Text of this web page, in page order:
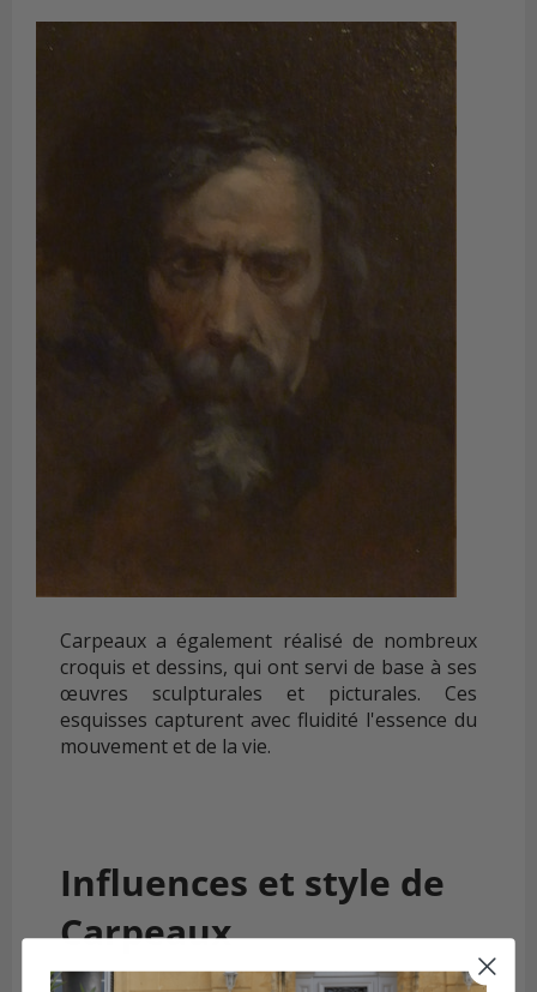
Carpeaux a également réalisé de nombreux
croquis et dessins, qui ont servi de base à ses
œuvres sculpturales et picturales. Ces
esquisses capturent avec fluidité l'essence du
mouvement et de la vie.
Influences et style de
Carpeaux